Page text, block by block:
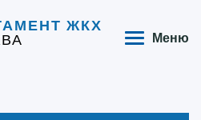
ЖКХ
Меню